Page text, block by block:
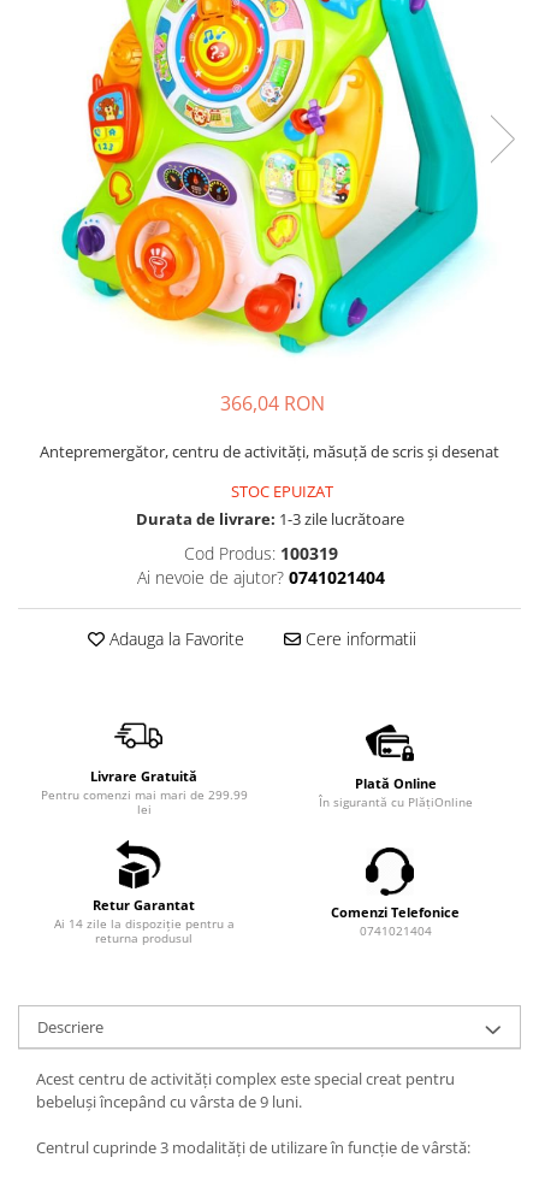
366,04 RON
Antepremergător, centru de activități, măsuță de scris și desenat
STOC EPUIZAT
Durata de livrare: 1-3 zile lucrătoare
Cod Produs: 100319
Ai nevoie de ajutor? 0741021404
Adauga la Favorite Cere informatii
Livrare Gratuită
Pentru comenzi mai mari de 299.99
lei
Plată Online
În sigurantă cu PlățiOnline
Retur Garantat
Ai 14 zile la dispoziție pentru a
returna produsul
Comenzi Telefonice
0741021404
Descriere
Acest centru de activități complex este special creat pentru
bebeluși începând cu vârsta de 9 luni.
Centrul cuprinde 3 modalități de utilizare în funcție de vârstă: